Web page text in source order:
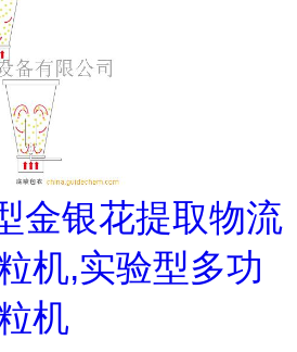
金银花提取物流
机,实验型多功
机